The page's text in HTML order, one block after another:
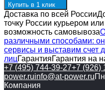
Купить в 1 клик
Доставка по всей России
точку России курьером
возможность самовывоза
различными способами:
сервисы и выставим счет
лицГарантияГарантия на
+7 (495) 744-39-27+7 (926)
power.ruinfo@at-power.ru
Компания